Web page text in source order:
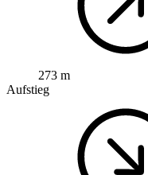
273 m
Aufstieg